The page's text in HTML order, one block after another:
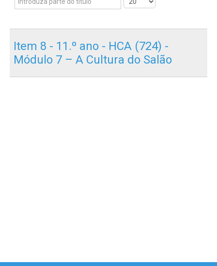
Item 8 - 11.º ano - HCA (724) -
Módulo 7 – A Cultura do Salão